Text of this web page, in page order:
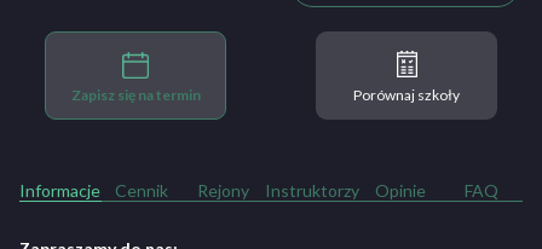
Zapisz się na termin Porównaj szkoły
Informacje Cennik Rejony Instruktorzy Opinie FAQ